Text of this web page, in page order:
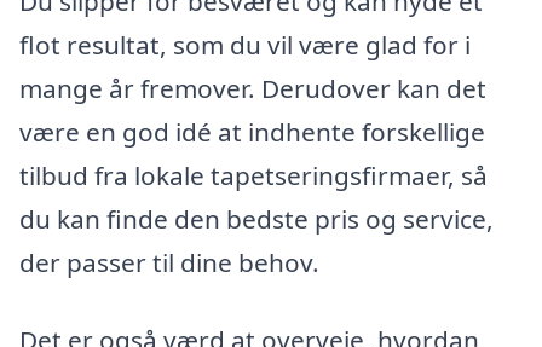
flot resultat, som du vil være glad for i
mange år fremover. Derudover kan det
være en god idé at indhente forskellige
tilbud fra lokale tapetseringsfirmaer, så
du kan finde den bedste pris og service,
der passer til dine behov.
Det er også værd at overveje, hvordan